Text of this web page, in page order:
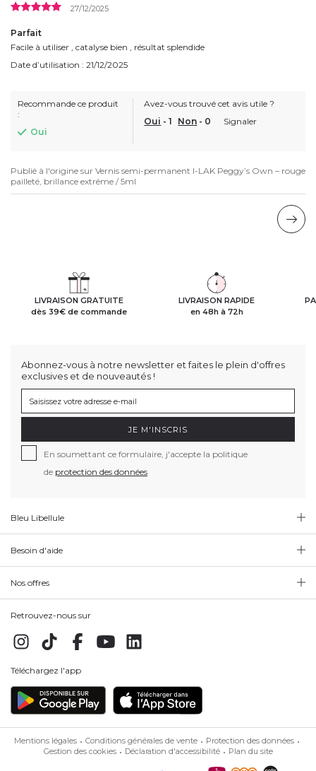
27/12/2025
Parfait
Facile à utiliser , catalyse bien , résultat splendide
Date d’utilisation : 21/12/2025
Recommande ce produit
:
Oui
Avez-vous trouvé cet avis utile ?
Oui -1 Non - 0 Signaler
Publié à l'origine sur Vernis semi-permanent I-LAK Peggy’s Own – rouge
pailleté, brillance extrême / 5ml
LIVRAISON GRATUITE
dès 39€ de commande
LIVRAISON RAPIDE
en 48h à 72h
Abonnez-vous à notre newsletter et faites le plein d'offres
exclusives et de nouveautés !
JE M'INSCRIS
En soumettant ce formulaire, j'accepte la politique
de protection des données
Bleu Libellule
Besoin d'aide
Nos offres
Retrouvez-nous sur
Téléchargez l'app
Mentions légales Conditions générales de vente
Protection des données
Gestion des cookies
Déclaration d'accessibilité Plan du site